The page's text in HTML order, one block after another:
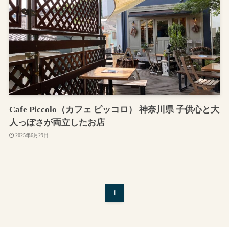
Cafe Piccolo（カフェ ピッコロ） 神奈川県 子供心と大
人っぽさが両立したお店
2025年6月29日
1